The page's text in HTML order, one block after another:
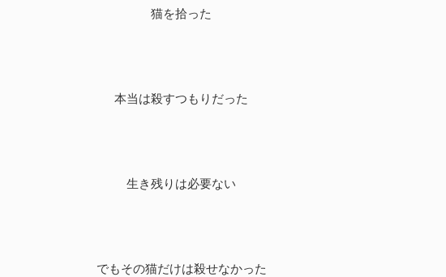
猫を拾った
本当は殺すつもりだった
生き残りは必要ない
でもその猫だけは殺せなかった